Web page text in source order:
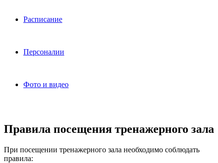
Расписание
Персоналии
Фото и видео
Правила посещения тренажерного зала
При посещении тренажерного зала необходимо соблюдать
правила: